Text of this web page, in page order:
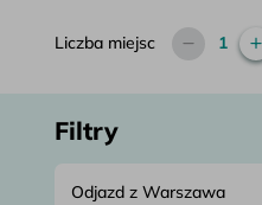
Liczba miejsc 1
Filtry
Odjazd z Warszawa